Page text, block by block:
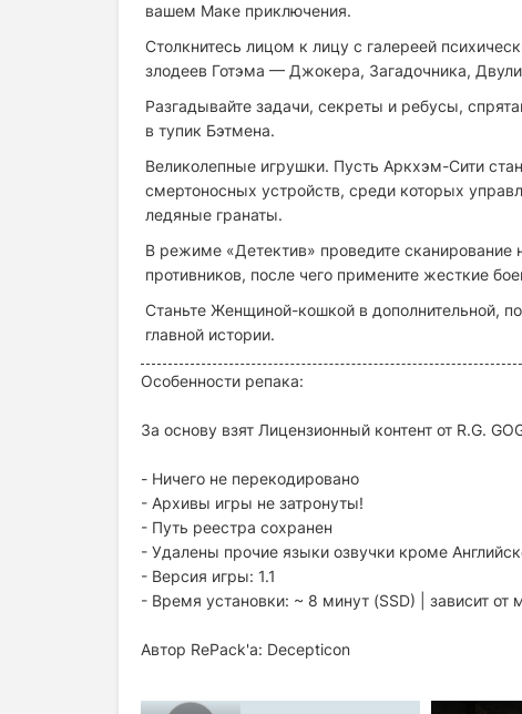
вашем Маке приключения.
Столкнитесь лицом к лицу с галереей
злодеев Готэма — Джокера, Загадочника,
Разгадывайте задачи, секреты и ребусы,
в тупик Бэтмена.
Великолепные игрушки. Пусть Аркхэм-Сити
смертоносных устройств, среди которых
ледяные гранаты.
В режиме «Детектив» проведите
противников, после чего примените жесткие
Станьте Женщиной-кошкой в дополнительной,
главной истории.
Особенности репака:
За основу взят Лицензионный контент от R.G.
- Ничего не перекодировано
- Архивы игры не затронуты!
- Путь реестра сохранен
- Удалены прочие языки озвучки кроме
- Версия игры: 1.1
- Время установки: ~ 8 минут (SSD) | зависит
Автор RePack'a: Decepticon